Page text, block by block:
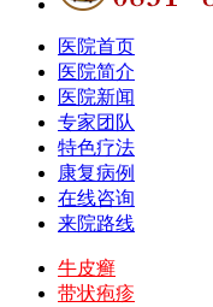
医院首页
医院简介
医院新闻
专家团队
特色疗法
康复病例
在线咨询
来院路线
牛皮癣
带状疱疹